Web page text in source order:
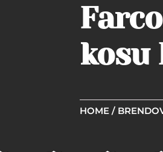
kosu
HOME /